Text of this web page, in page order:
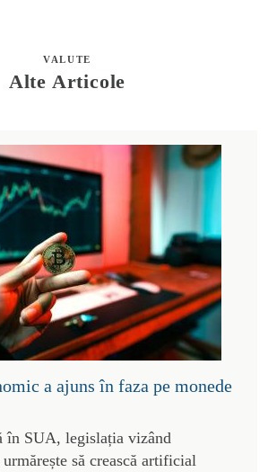
VALUTE
Alte Articole
a ajuns în faza pe monede
în SUA, legislația vizând
să crească artificial